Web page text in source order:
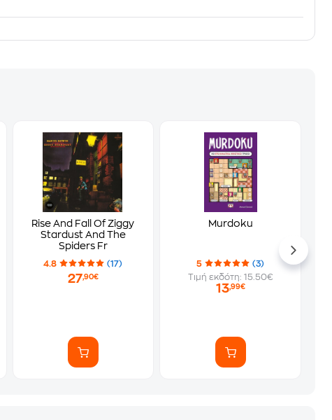
Rise And Fall Of Ziggy
Stardust And The
Spiders Fr
4.8 (17)
27,90€
Murdoku
5
(3)
Τιμή εκδότη: 15.50€
13,99€